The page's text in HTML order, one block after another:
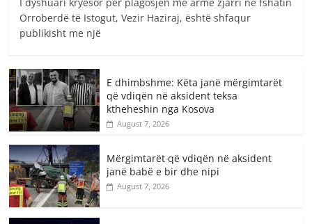
I dyshuari kryesor për plagosjen me armë zjarri në fshatin
Orroberdë të Istogut, Vezir Haziraj, është shfaqur
publikisht me një
E dhimbshme: Këta janë mërgimtarët
që vdiqën në aksident teksa
ktheheshin nga Kosova
August 7, 2026
Mërgimtarët që vdiqën në aksident
janë babë e bir dhe nipi
August 7, 2026